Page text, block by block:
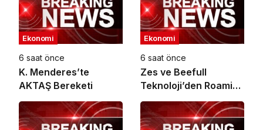
Ekonomi
6 saat önce
K. Menderes’te
AKTAŞ Bereketi
Ekonomi
6 saat önce
Zes ve Beefull
Teknoloji’den Roaming
İş Birliği